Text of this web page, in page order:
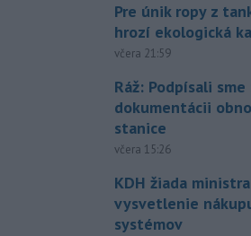
Pre únik ropy z
hrozí ekologická
včera 21:59
Ráž: Podpísali
dokumentácii
stanice
včera 15:26
KDH žiada
vysvetlenie
systémov